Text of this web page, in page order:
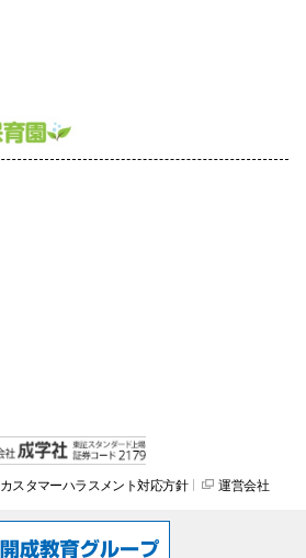
カスタマーハラスメント対応方針 運営会社